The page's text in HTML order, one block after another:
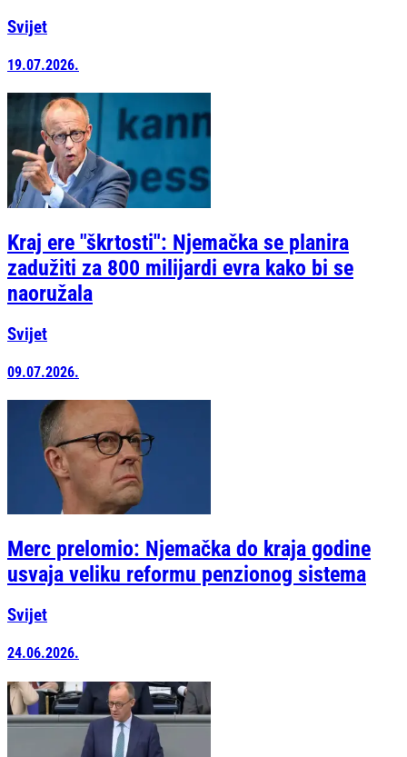
Svijet
19.07.2026.
Kraj ere "škrtosti": Njemačka se planira
zadužiti za 800 milijardi evra kako bi se
naoružala
Svijet
09.07.2026.
Merc prelomio: Njemačka do kraja godine
usvaja veliku reformu penzionog sistema
Svijet
24.06.2026.